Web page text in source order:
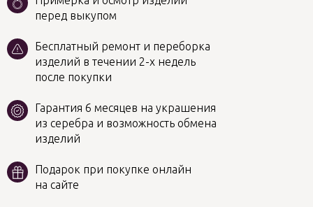
Бесплатный ремонт и переборка
изделий в течении 2-х недель
после покупки
перед выкупом
Гарантия 6 месяцев на украшения
из серебра и возможность обмена
изделий
Подарок при покупке онлайн
на сайте